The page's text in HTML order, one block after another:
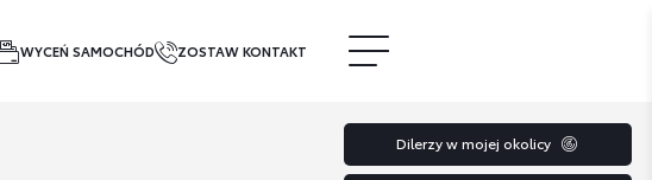
WYCEŃ SAMOCHÓD ZOSTAW KONTAKT
Dilerzy w mojej okolicy